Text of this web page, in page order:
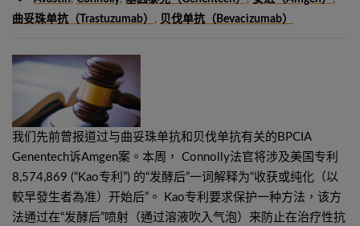
曲妥珠单抗（trastuzumab） , 贝伐单抗（Bevacizumab）
我们先前曾报道过与曲妥珠单抗和贝伐单抗有关的BPCIA
Genentech诉Amgen案。本周， Connolly法官将涉及美国专利
8,574,869 (“Kao专利”) 的“发酵后”一词解释为“收获或纯化（以
較早發生者為准）开始后”。 Kao专利要求保护一种方法，该方
法通过在“发酵后”喷射（通过溶液吹入气泡）来防止在治疗性抗